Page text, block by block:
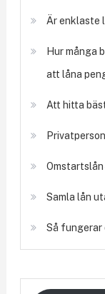
Är enklaste
Hur många
att låna
Att hitta
Omstartslån
Samla lån
Så fungerar